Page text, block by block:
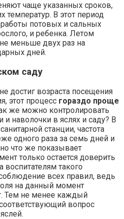
чаще указанных сроков,
температур. В этот период
потовых и сальных
и ребенка. Летом
меньше двух раз на
дней.
саду
достиг возраста посещения
этот процесс гораздо проще
же можно контролировать
и наволочки в яслях и саду? В
станции, частота
одного раза за семь дней и
что же показывает
только остается доверить
воспитателям такого
всех правил, ведь
на данный момент
Тем не менее каждый
вопрос